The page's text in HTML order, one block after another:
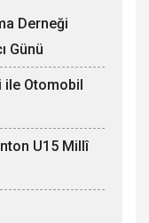
Derneği
Günü
ile Otomobil
U15 Millî